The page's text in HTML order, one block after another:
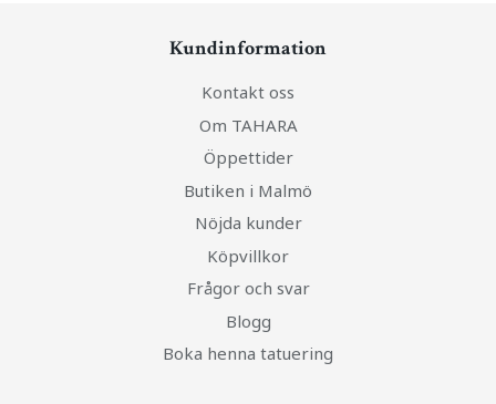
Kundinformation
Kontakt oss
Om TAHARA
Öppettider
Butiken i Malmö
Nöjda kunder
Köpvillkor
Frågor och svar
Blogg
Boka henna tatuering